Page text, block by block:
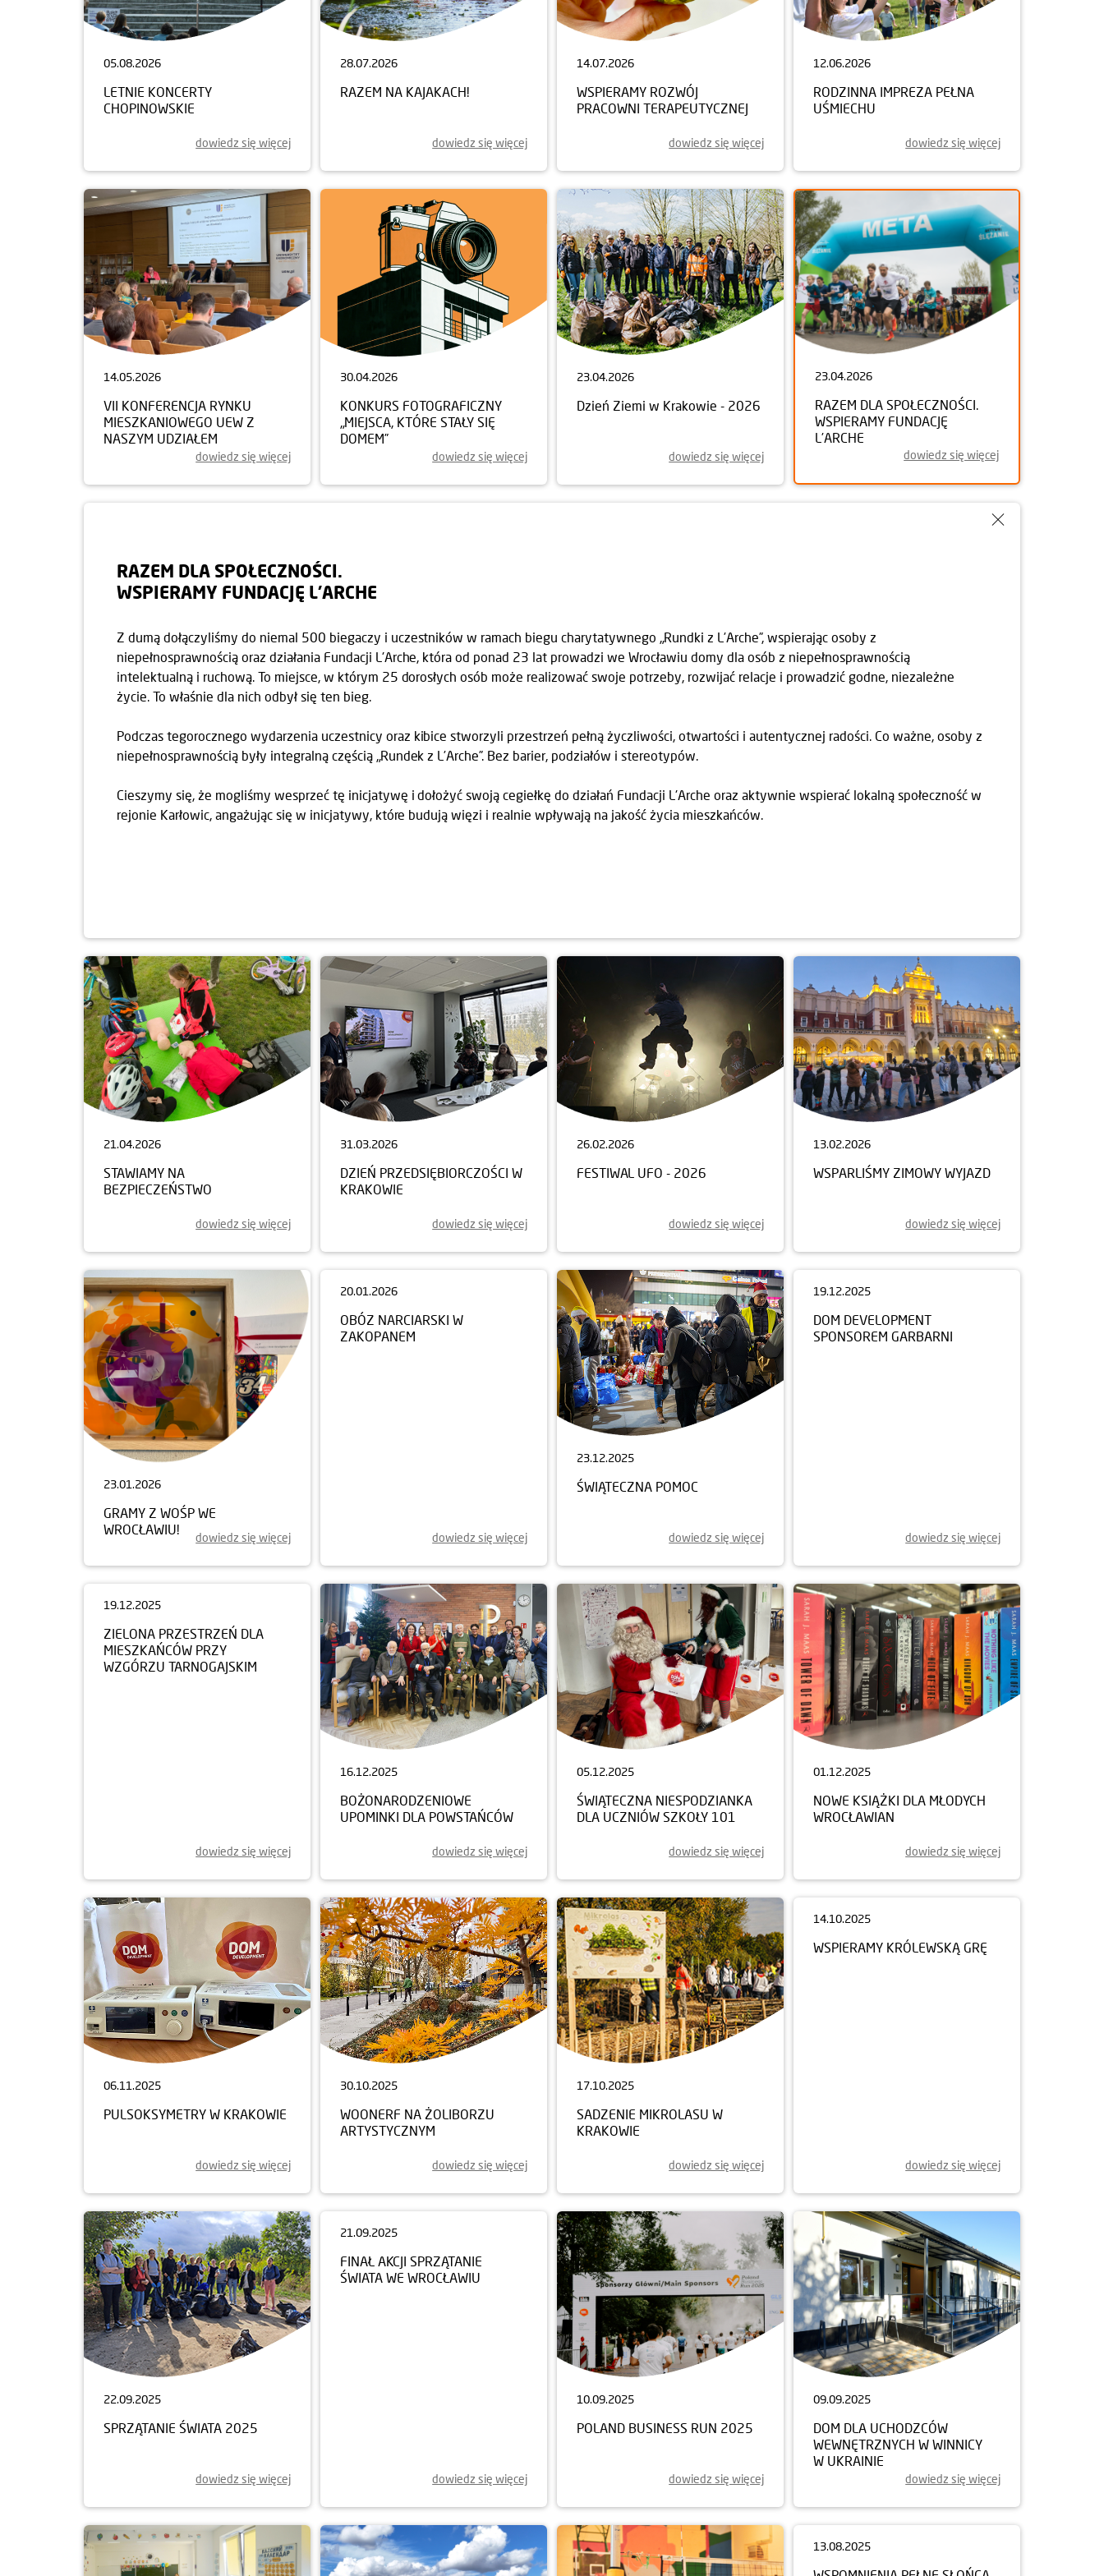
05.08.2026
LETNIE KONCERTY
CHOPINOWSKIE
dowiedz się więcej
28.07.2026
RAZEM NA KAJAKACH!
dowiedz się więcej
14.07.2026
WSPIERAMY ROZWÓJ
PRACOWNI TERAPEUTYCZNEJ
dowiedz się więcej
12.06.2026
RODZINNA IMPREZA PEŁNA
UŚMIECHU
dowiedz się więcej
14.05.2026
VII KONFERENCJA RYNKU
MIESZKANIOWEGO UEW Z
NASZYM UDZIAŁEM
dowiedz się więcej
30.04.2026
KONKURS FOTOGRAFICZNY
„MIEJSCA, KTÓRE STAŁY SIĘ
DOMEM”
dowiedz się więcej
23.04.2026
Dzień Ziemi w Krakowie - 2026
dowiedz się więcej
23.04.2026
RAZEM DLA SPOŁECZNOŚCI.
WSPIERAMY FUNDACJĘ
L’ARCHE
dowiedz się więcej
RAZEM DLA SPOŁECZNOŚCI.
WSPIERAMY FUNDACJĘ L’ARCHE
Z dumą dołączyliśmy do niemal 500 biegaczy i uczestników w ramach biegu charytatywnego „Rundki z L’Arche”, wspierając osoby z
niepełnosprawnością oraz działania Fundacji L'Arche, która od ponad 23 lat prowadzi we Wrocławiu domy dla osób z niepełnosprawnością
intelektualną i ruchową. To miejsce, w którym 25 dorosłych osób może realizować swoje potrzeby, rozwijać relacje i prowadzić godne, niezależne
życie. To właśnie dla nich odbył się ten bieg.
Podczas tegorocznego wydarzenia uczestnicy oraz kibice stworzyli przestrzeń pełną życzliwości, otwartości i autentycznej radości. Co ważne, osoby z
niepełnosprawnością były integralną częścią „Rundek z L’Arche”. Bez barier, podziałów i stereotypów.
Cieszymy się, że mogliśmy wesprzeć tę inicjatywę i dołożyć swoją cegiełkę do działań Fundacji L'Arche oraz aktywnie wspierać lokalną społeczność w
rejonie Karłowic, angażując się w inicjatywy, które budują więzi i realnie wpływają na jakość życia mieszkańców.
21.04.2026
STAWIAMY NA
BEZPIECZEŃSTWO
dowiedz się więcej
31.03.2026
DZIEŃ PRZEDSIĘBIORCZOŚCI W
KRAKOWIE
dowiedz się więcej
26.02.2026
FESTIWAL UFO - 2026
dowiedz się więcej
13.02.2026
WSPARLIŚMY ZIMOWY WYJAZD
dowiedz się więcej
23.01.2026
GRAMY Z WOŚP WE
WROCŁAWIU!
dowiedz się więcej
20.01.2026
OBÓZ NARCIARSKI W
ZAKOPANEM
dowiedz się więcej
23.12.2025
ŚWIĄTECZNA POMOC
dowiedz się więcej
19.12.2025
DOM DEVELOPMENT
SPONSOREM GARBARNI
dowiedz się więcej
19.12.2025
ZIELONA PRZESTRZEŃ DLA
MIESZKAŃCÓW PRZY
WZGÓRZU TARNOGAJSKIM
dowiedz się więcej
16.12.2025
BOŻONARODZENIOWE
UPOMINKI DLA POWSTAŃCÓW
dowiedz się więcej
05.12.2025
ŚWIĄTECZNA NIESPODZIANKA
DLA UCZNIÓW SZKOŁY 101
dowiedz się więcej
01.12.2025
NOWE KSIĄŻKI DLA MŁODYCH
WROCŁAWIAN
dowiedz się więcej
06.11.2025
PULSOKSYMETRY W KRAKOWIE
dowiedz się więcej
30.10.2025
WOONERF NA ŻOLIBORZU
ARTYSTYCZNYM
dowiedz się więcej
17.10.2025
SADZENIE MIKROLASU W
KRAKOWIE
dowiedz się więcej
14.10.2025
WSPIERAMY KRÓLEWSKĄ GRĘ
dowiedz się więcej
22.09.2025
SPRZĄTANIE ŚWIATA 2025
dowiedz się więcej dowiedz się więcej
10.09.2025
POLAND BUSINESS RUN 2025
dowiedz się więcej
09.09.2025
DOM DLA UCHODZCÓW
WEWNĘTRZNYCH W WINNICY
W UKRAINIE
dowiedz się więcej